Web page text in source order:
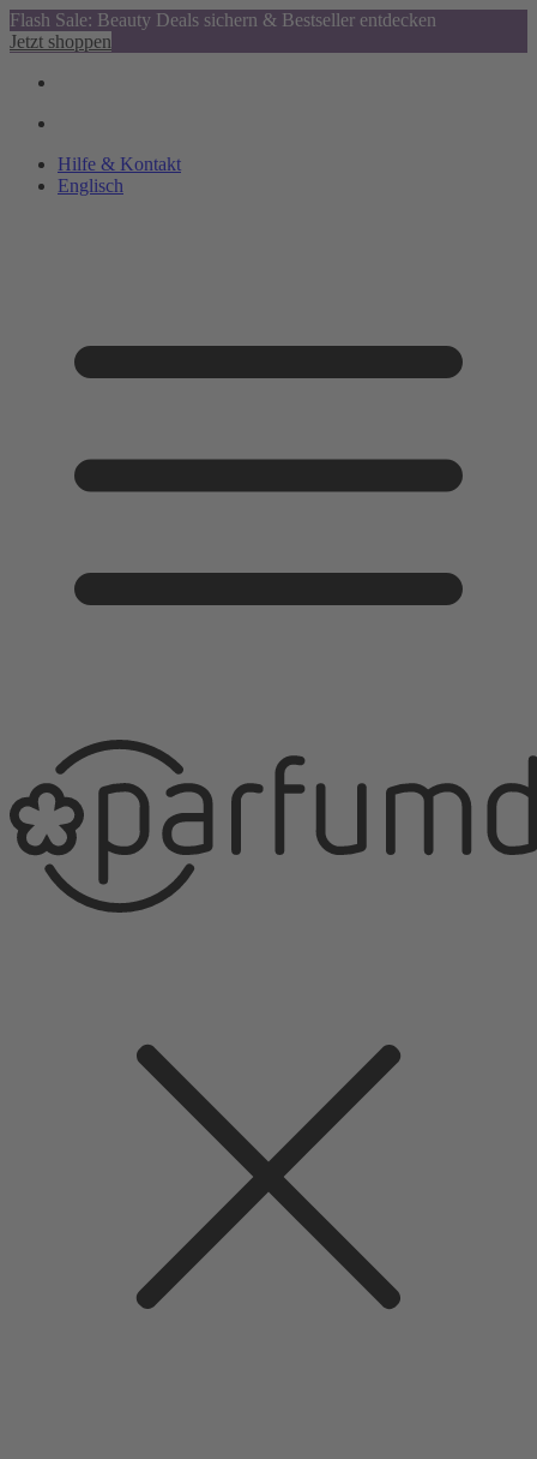
Flash Sale: Beauty Deals sichern & Bestseller entdecken
Jetzt shoppen
Hilfe & Kontakt
Englisch